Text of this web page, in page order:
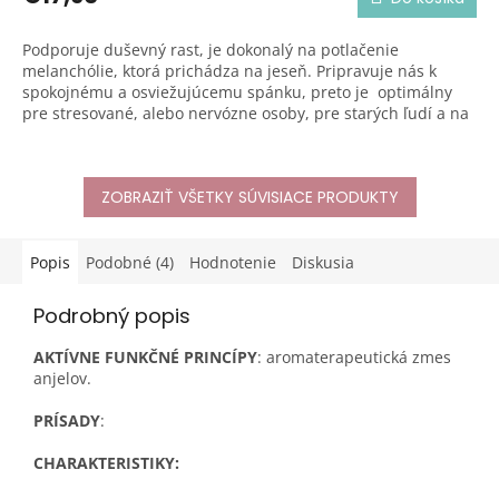
z
5
hviezdičiek.
Podporuje duševný rast, je dokonalý na potlačenie
melanchólie, ktorá prichádza na jeseň. Pripravuje nás k
spokojnému a osviežujúcemu spánku, preto je optimálny
pre stresované, alebo nervózne osoby, pre starých ľudí a na
ZOBRAZIŤ VŠETKY SÚVISIACE PRODUKTY
Popis Podobné (4) Hodnotenie Diskusia
Podrobný popis
AKTÍVNE FUNKČNÉ PRINCÍPY: aromaterapeutická zmes
anjelov.
PRÍSADY:
CHARAKTERISTIKY: